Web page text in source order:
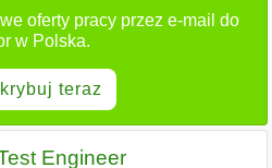
oferty pracy przez e-mail do
w Polska.
teraz
Engineer